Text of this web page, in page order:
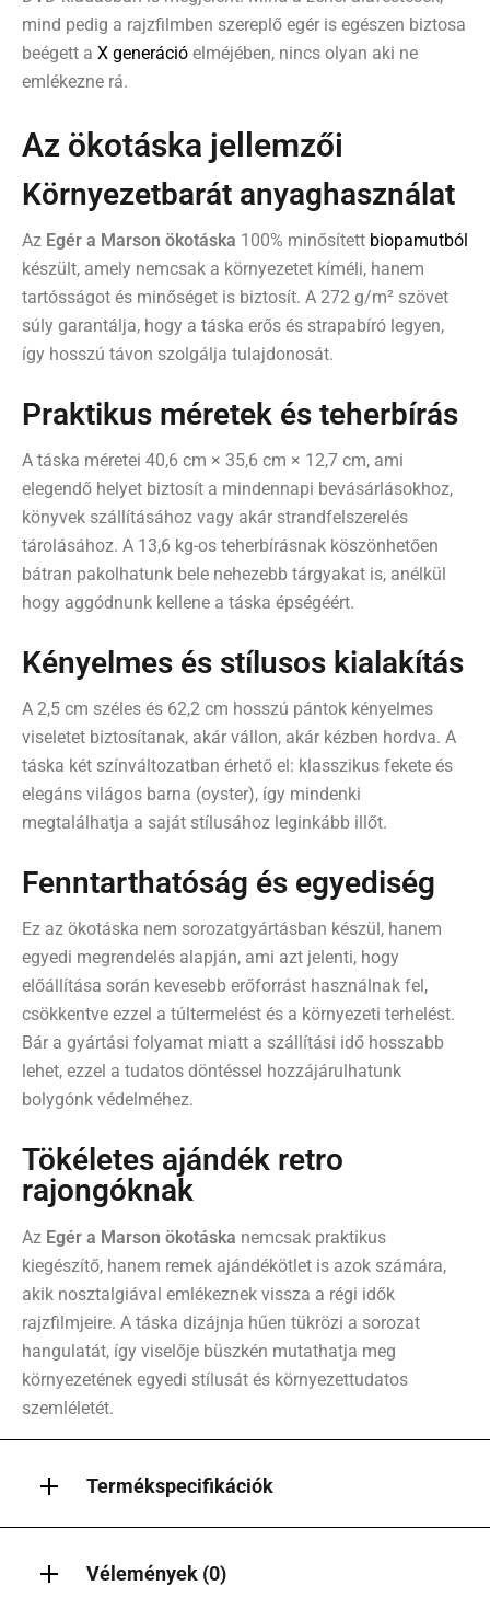
mind pedig a rajzfilmben szereplő egér is egészen biztosa
beégett a X generáció elméjében, nincs olyan aki ne
emlékezne rá.
Az ökotáska jellemzői
Környezetbarát anyaghasználat
Az Egér a Marson ökotáska 100% minősített biopamutból
készült, amely nemcsak a környezetet kíméli, hanem
tartósságot és minőséget is biztosít. A 272 g/m² szövet
súly garantálja, hogy a táska erős és strapabíró legyen,
így hosszú távon szolgálja tulajdonosát.
Praktikus méretek és teherbírás
A táska méretei 40,6 cm × 35,6 cm × 12,7 cm, ami
elegendő helyet biztosít a mindennapi bevásárlásokhoz,
könyvek szállításához vagy akár strandfelszerelés
tárolásához. A 13,6 kg-os teherbírásnak köszönhetően
bátran pakolhatunk bele nehezebb tárgyakat is, anélkül
hogy aggódnunk kellene a táska épségéért.
Kényelmes és stílusos kialakítás
A 2,5 cm széles és 62,2 cm hosszú pántok kényelmes
viseletet biztosítanak, akár vállon, akár kézben hordva. A
táska két színváltozatban érhető el: klasszikus fekete és
elegáns világos barna (oyster), így mindenki
megtalálhatja a saját stílusához leginkább illőt.
Fenntarthatóság és egyediség
Ez az ökotáska nem sorozatgyártásban készül, hanem
egyedi megrendelés alapján, ami azt jelenti, hogy
előállítása során kevesebb erőforrást használnak fel,
csökkentve ezzel a túltermelést és a környezeti terhelést.
Bár a gyártási folyamat miatt a szállítási idő hosszabb
lehet, ezzel a tudatos döntéssel hozzájárulhatunk
bolygónk védelméhez.
Tökéletes ajándék retro
rajongóknak
Az Egér a Marson ökotáska nemcsak praktikus
kiegészítő, hanem remek ajándékötlet is azok számára,
akik nosztalgiával emlékeznek vissza a régi idők
rajzfilmjeire. A táska dizájnja hűen tükrözi a sorozat
hangulatát, így viselője büszkén mutathatja meg
környezetének egyedi stílusát és környezettudatos
szemléletét.
Termékspecifikációk
Vélemények (0)